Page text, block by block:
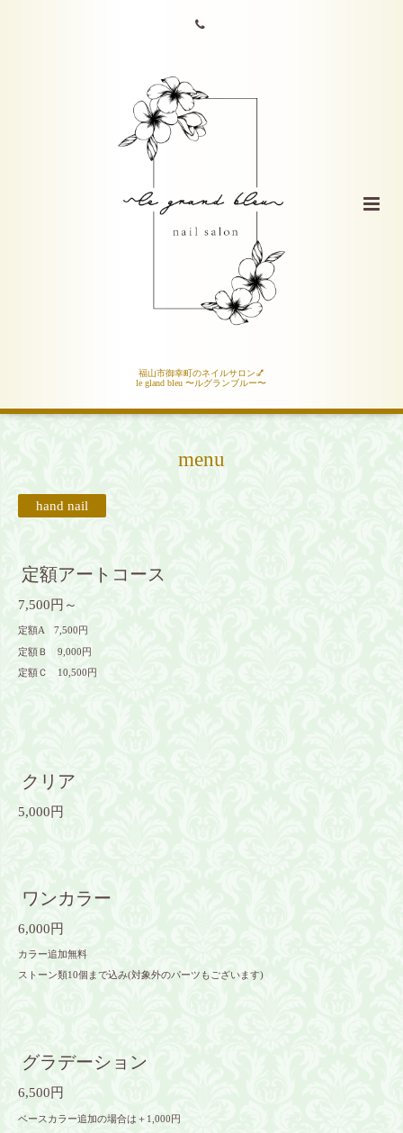
福山市御幸町のネイルサロン💅
le gland bleu 〜ルグランブルー〜
menu
hand nail
定額アートコース
7,500円～
定額A 7,500円
定額Ｂ 9,000円
定額Ｃ 10,500円
クリア
5,000円
ワンカラー
6,000円
カラー追加無料
ストーン類10個まで込み(対象外のパーツもございます)
グラデーション
6,500円
ベースカラー追加の場合は＋1,000円